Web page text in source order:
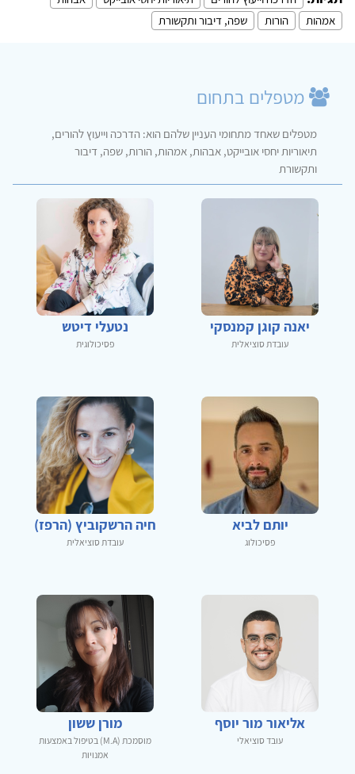
אמהות
הורות שפה, דיבור ותקשורת
מטפלים בתחום
מטפלים שאחד מתחומי העניין שלהם הוא: הדרכה וייעוץ להורים,
תיאוריות יחסי אובייקט, אבהות, אמהות, הורות, שפה, דיבור
ותקשורת
יאנה קוגן קמנסקי
עובדת סוציאלית
נטעלי דיטש
פסיכולוגית
יותם לביא
פסיכולוג
חיה הרשקוביץ (הרפז)
עובדת סוציאלית
אליאור מור יוסף
עובד סוציאלי
מורן ששון
מוסמכת (M.A) בטיפול באמצעות
אמנויות